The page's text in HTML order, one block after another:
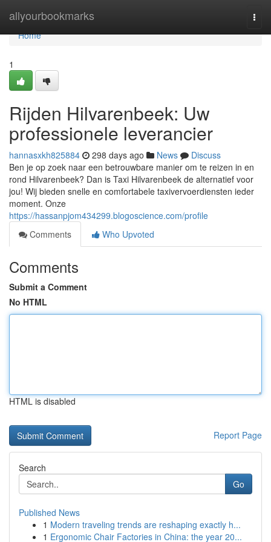
allyourbookmarks
Home
Home
1
Rijden Hilvarenbeek: Uw
professionele leverancier
hannasxkh825884 298 days ago News
Discuss
Ben je op zoek naar een betrouwbare manier om te reizen in en
rond Hilvarenbeek? Dan is Taxi Hilvarenbeek de alternatief voor
jou! Wij bieden snelle en comfortabele taxivervoerdiensten ieder
moment. Onze
https://hassanpjom434299.blogoscience.com/profile
Comments
Who Upvoted
Comments
Submit a Comment
No HTML
HTML is disabled
Report Page
Search
Go
Published News
1 Modern traveling trends are reshaping exactly h...
1 Ergonomic Chair Factories in China: the year 20...